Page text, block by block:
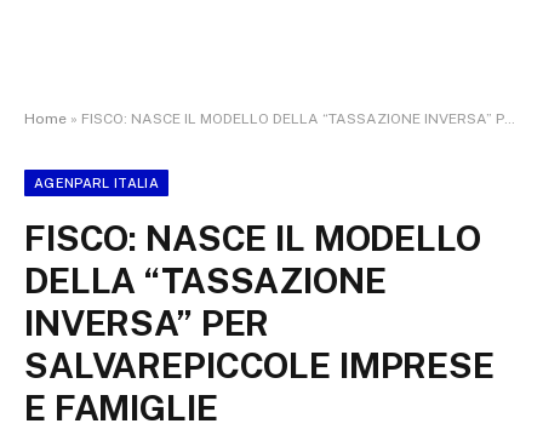
Home » FISCO: NASCE IL MODELLO DELLA “TASSAZIONE INVERSA” PER SALVAREPICCOLE IMPRESE E FAMIGLIE
AGENPARL ITALIA
FISCO: NASCE IL MODELLO
DELLA “TASSAZIONE
INVERSA” PER
SALVAREPICCOLE IMPRESE
E FAMIGLIE